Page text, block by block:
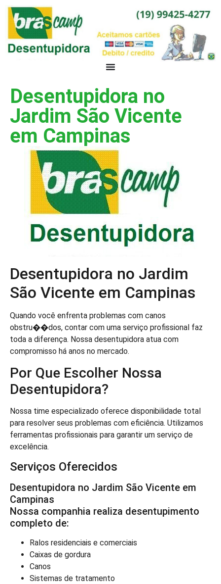
Desentupidora no
Jardim São Vicente
em Campinas
Desentupidora no Jardim
São Vicente em Campinas
Quando você enfrenta problemas com canos
obstru��dos, contar com uma serviço profissional faz
toda a diferença. Nossa desentupidora atua com
compromisso há anos no mercado.
Por Que Escolher Nossa
Desentupidora?
Nossa time especializado oferece disponibilidade total
para resolver seus problemas com eficiência. Utilizamos
ferramentas profissionais para garantir um serviço de
excelência.
Serviços Oferecidos
Desentupidora no Jardim São Vicente em
Campinas
Nossa companhia realiza desentupimento
completo de:
Ralos residenciais e comerciais
Caixas de gordura
Canos
Sistemas de tratamento